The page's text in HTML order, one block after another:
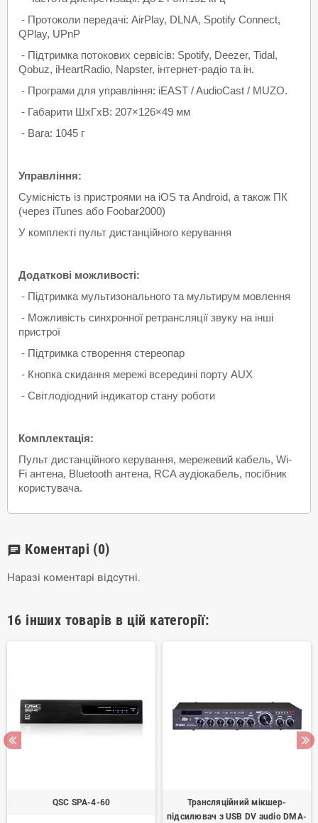
- Протоколи передачі: AirPlay, DLNA, Spotify Connect,
QPlay, UPnP
- Підтримка потокових сервісів: Spotify, Deezer, Tidal,
Qobuz, iHeartRadio, Napster, інтернет-радіо та ін.
- Програми для управління: iEAST / AudioCast / MUZO.
- Габарити ШхГхВ: 207×126×49 мм
- Вага: 1045 г
Управління:
Сумісність із пристроями на iOS та Android, а також ПК
(через iTunes або Foobar2000)
У комплекті пульт дистанційного керування
Додаткові можливості:
- Підтримка мультизонального та мультирум мовлення
- Можливість синхронної ретрансляції звуку на інші
пристрої
- Підтримка створення стереопар
- Кнопка скидання мережі всередині порту AUX
- Світлодіодний індикатор стану роботи
Комплектація:
Пульт дистанційного керування, мережевий кабель, Wi-
Fi антена, Bluetooth антена, RCA аудіокабель, посібник
користувача.
chat Коментарі (0)
Наразі коментарі відсутні.
16 інших товарів в цій категорії:
QSC SPA-4-60
Трансляційний мікшер-
підсилювач з USB DV audio DMA-